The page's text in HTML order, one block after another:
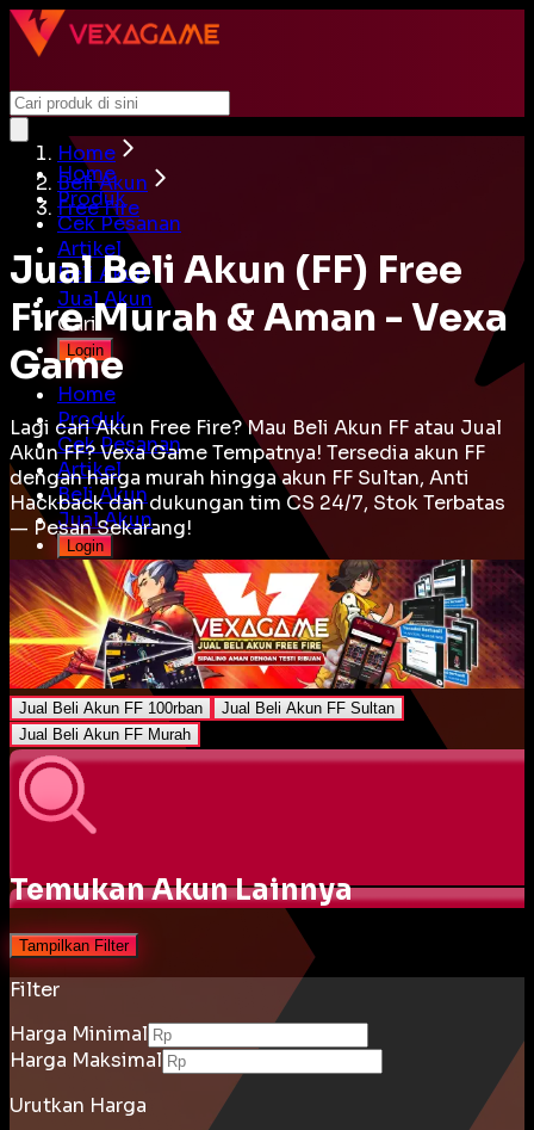
Home
Produk
Cek Pesanan
Artikel
Beli Akun
Jual Akun
Cari
Login
Home
Produk
Cek Pesanan
Artikel
Beli Akun
Jual Akun
Login
Home
Beli Akun
Free Fire
Jual Beli Akun (FF) Free
Fire Murah & Aman - Vexa
Game
Lagi cari Akun Free Fire? Mau Beli Akun FF atau Jual
Akun FF? Vexa Game Tempatnya! Tersedia akun FF
dengan harga murah hingga akun FF Sultan, Anti
Hackback dan dukungan tim CS 24/7, Stok Terbatas
— Pesan Sekarang!
Jual Beli Akun FF 100rban
Jual Beli Akun FF Sultan
Jual Beli Akun FF Murah
Temukan Akun Lainnya
Tampilkan Filter
Filter
Harga Minimal
Harga Maksimal
Urutkan Harga